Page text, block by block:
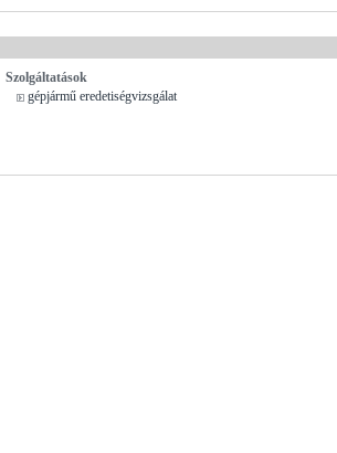
Szolgáltatások
gépjármű eredetiségvizsgálat